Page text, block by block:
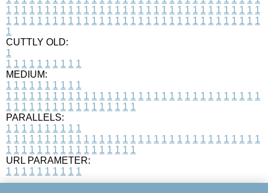
1 1 1 1 1 1 1 1 1 1 1 1 1 1 1 1 1 1 1 1 1 1 1 1 1 1 1 1 1 1 1 1 1
1 1 1 1 1 1 1 1 1 1 1 1 1 1 1 1 1 1 1 1 1 1 1 1 1 1 1 1 1 1 1 1 1
1
CUTTLY OLD:
1
1 1 1 1 1 1 1 1 1 1
MEDIUM:
1 1 1 1 1 1 1 1 1 1
1 1 1 1 1 1 1 1 1 1 1 1 1 1 1 1 1 1 1 1 1 1 1 1 1 1 1 1 1 1 1 1 1
1 1 1 1 1 1 1 1 1 1 1 1 1 1 1 1 1
PARALLELS:
1 1 1 1 1 1 1 1 1 1
1 1 1 1 1 1 1 1 1 1 1 1 1 1 1 1 1 1 1 1 1 1 1 1 1 1 1 1 1 1 1 1 1
1 1 1 1 1 1 1 1 1 1 1 1 1 1 1 1 1
URL PARAMETER:
1 1 1 1 1 1 1 1 1 1